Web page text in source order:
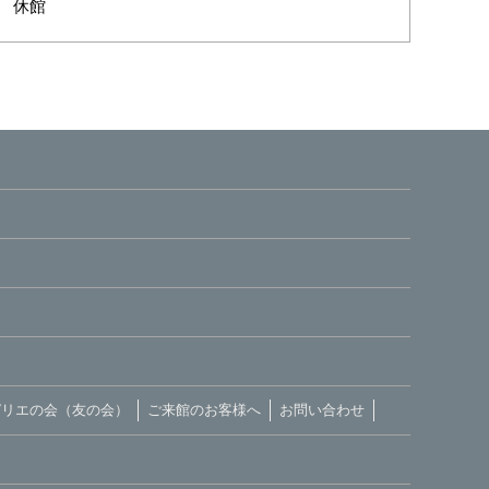
休館
エの会（友の会） ご来館のお客様へ お問い合わせ